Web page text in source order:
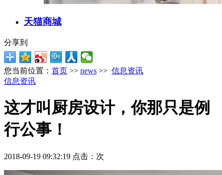
天猫商城
分享到
您当前位置： 首页 >> news >> 信息资讯
信息资讯
这才叫厨房设计，你那只是例
行公事！
2018-09-19 09:32:19 点击： 次